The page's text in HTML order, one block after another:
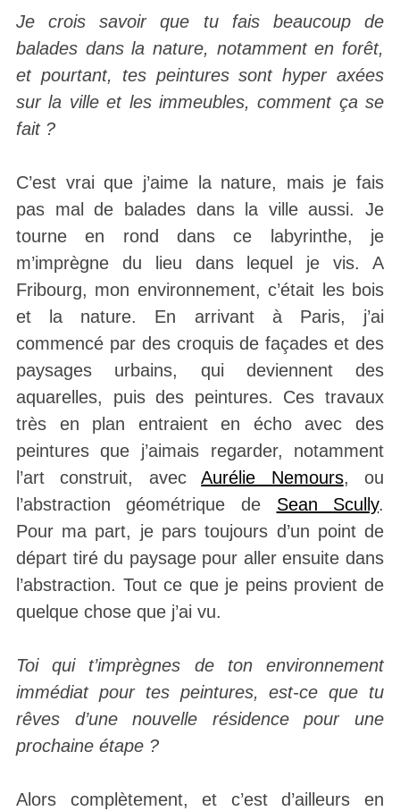
Je crois savoir que tu fais beaucoup de
balades dans la nature, notamment en forêt,
et pourtant, tes peintures sont hyper axées
sur la ville et les immeubles, comment ça se
fait ?
C’est vrai que j’aime la nature, mais je fais
pas mal de balades dans la ville aussi. Je
tourne en rond dans ce labyrinthe, je
m’imprègne du lieu dans lequel je vis. A
Fribourg, mon environnement, c’était les bois
et la nature. En arrivant à Paris, j’ai
commencé par des croquis de façades et des
paysages urbains, qui deviennent des
aquarelles, puis des peintures. Ces travaux
très en plan entraient en écho avec des
peintures que j’aimais regarder, notamment
l’art construit, avecAurélie Nemours, ou
l’abstraction géométrique de Sean Scully.
Pour ma part, je pars toujours d’un point de
départ tiré du paysage pour aller ensuite dans
l’abstraction. Tout ce que je peins provient de
quelque chose que j’ai vu.
Toi qui t’imprègnes de ton environnement
immédiat pour tes peintures, est-ce que tu
rêves d’une nouvelle résidence pour une
prochaine étape ?
Alors complètement, et c’est d’ailleurs en